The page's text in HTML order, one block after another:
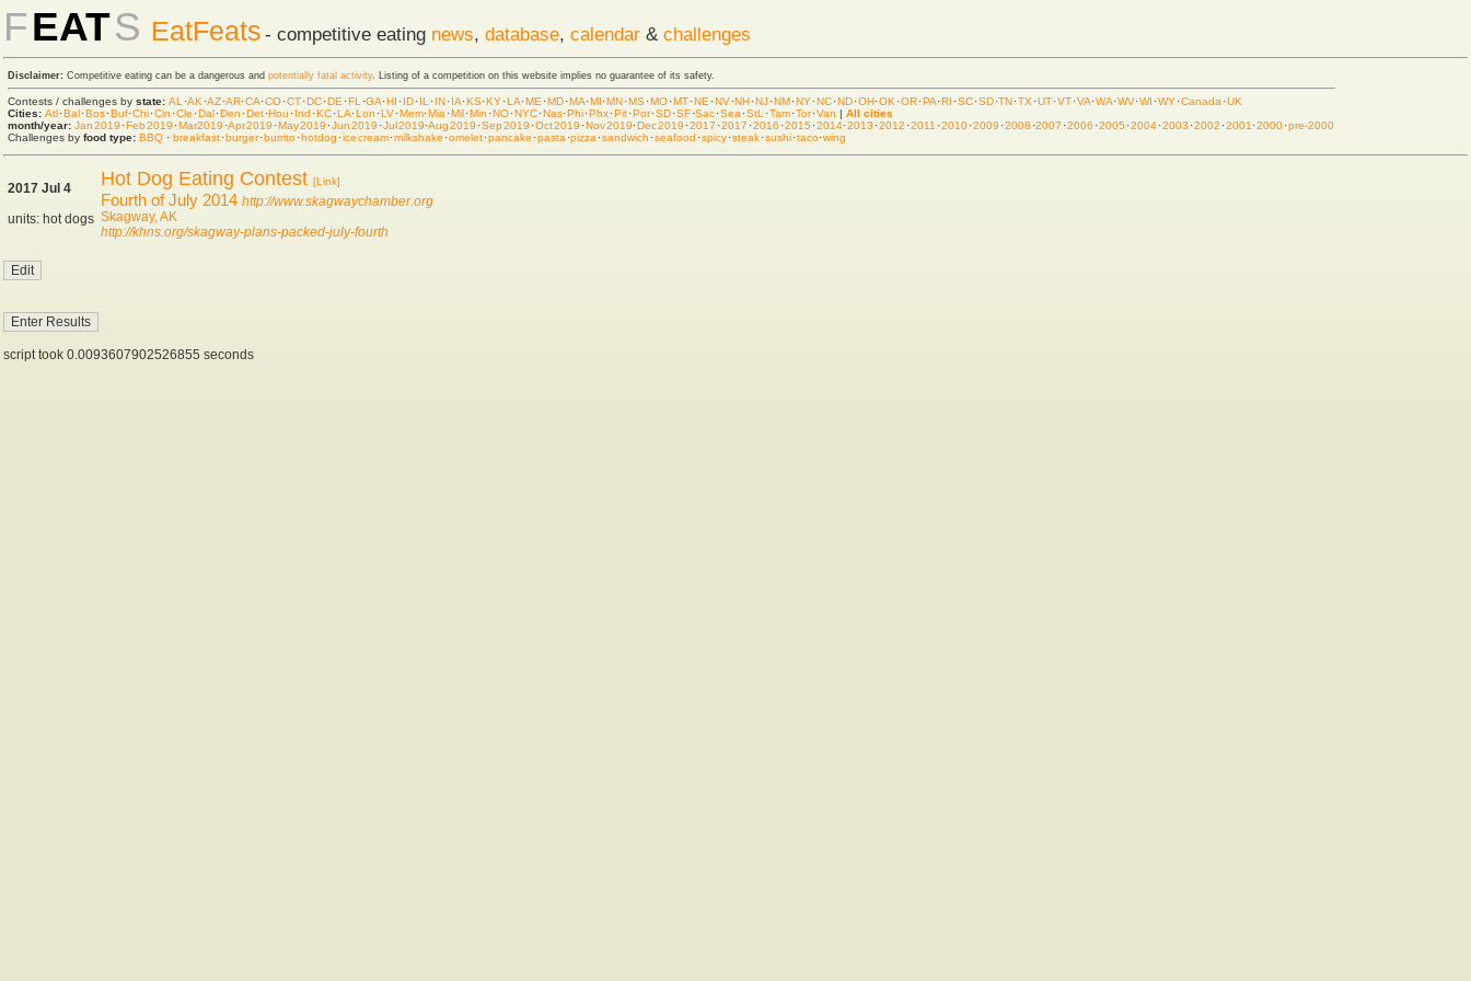
FEATS EatFeats - competitive eating news, database, calendar & challenges
Disclaimer: Competitive eating can be a dangerous and potentially fatal activity. Listing of a competition on this website implies no guarantee of its safety.
Contests / challenges by state: AL ·AK ·AZ·AR·CA·CO·CT·DC·DE ·FL ·GA·HI ·ID·IL ·IN·IA·KS·KY·LA·ME ·MD·MA·MI·MN·MS·MO·MT·NE ·NV·NH·NJ·NM·NY·NC·ND·OH·OK ·OR·PA·RI ·SC·SD·TN·TX ·UT·VT·VA·WA·WV·WI ·WY·Canada ·UK
Cities: Atl·Bal·Bos·Buf·Chi·Cin ·Cle ·Dal·Den ·Det·Hou ·Ind ·KC·LA·Lon ·LV·Mem·Mia ·Mil·Min ·NO·NYC·Nas·Phi·Phx·Pit·Por·SD·SF·Sac·Sea ·StL ·Tam·Tor·Van | All cities
month/year: Jan 2019 ·Feb 2019 ·Mar 2019 ·Apr 2019 ·May 2019 ·Jun 2019 ·Jul 2019·Aug 2019 ·Sep 2019 ·Oct 2019 ·Nov 2019·Dec 2019 ·2017 ·2017 ·2016 ·2015 ·2014·2013 ·2012 ·2011 ·2010·2009 ·2008 ·2007 ·2006 ·2005 ·2004·2003 ·2002 ·2001 ·2000·pre-2000
Challenges by food type: BBQ · breakfast·burger·burrito·hot dog ·ice cream·milkshake ·omelet·pancake ·pasta ·pizza ·sandwich ·seafood ·spicy·steak·sushi·taco·wing
2017 Jul 4
units: hot dogs
Hot Dog Eating Contest [Link]
Fourth of July 2014 http://www.skagwaychamber.org
Skagway, AK
http://khns.org/skagway-plans-packed-july-fourth
script took 0.0093607902526855 seconds